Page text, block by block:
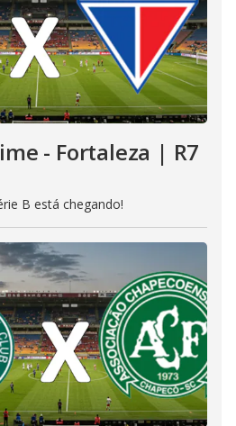
- Fortaleza | R7
B está chegando!